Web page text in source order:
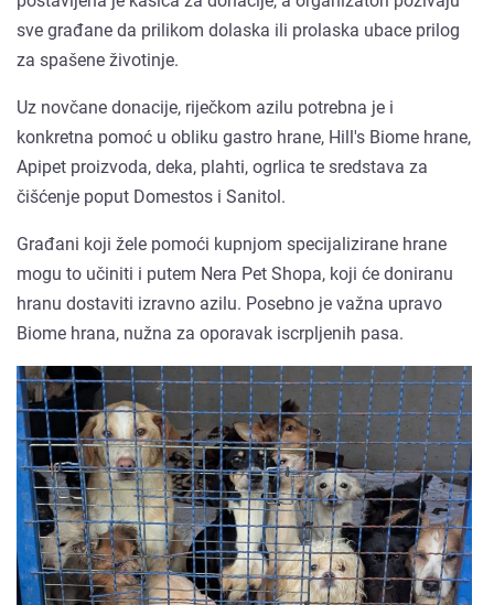
sve građane da prilikom dolaska ili prolaska ubace prilog
za spašene životinje.
Uz novčane donacije, riječkom azilu potrebna je i
konkretna pomoć u obliku gastro hrane, Hill's Biome hrane,
Apipet proizvoda, deka, plahti, ogrlica te sredstava za
čišćenje poput Domestos i Sanitol.
Građani koji žele pomoći kupnjom specijalizirane hrane
mogu to učiniti i putem Nera Pet Shopa, koji će doniranu
hranu dostaviti izravno azilu. Posebno je važna upravo
Biome hrana, nužna za oporavak iscrpljenih pasa.